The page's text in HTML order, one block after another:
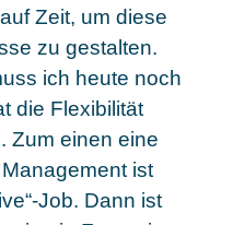
Zeit, um diese
zu gestalten.
ich heute noch
die Flexibilität
Zum einen eine
ist
Job. Dann ist